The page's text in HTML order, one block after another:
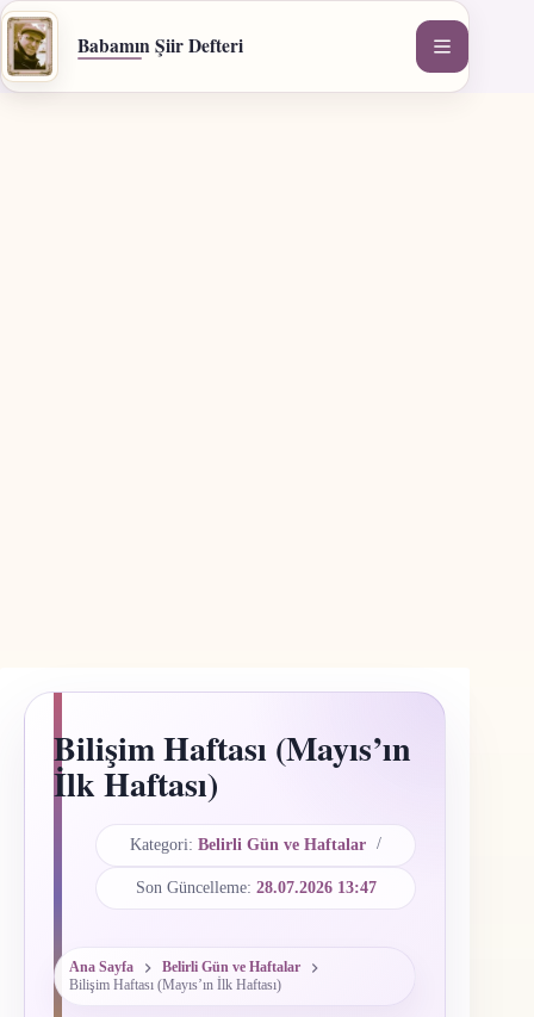
İçeriğe
geç
Babamın Şiir Defteri
Bilişim Haftası (Mayıs’ın
İlk Haftası)
Kategori: Belirli Gün ve Haftalar
Son Güncelleme: 28.07.2026 13:47
Ana Sayfa
Belirli Gün ve Haftalar
Bilişim Haftası (Mayıs’ın İlk Haftası)